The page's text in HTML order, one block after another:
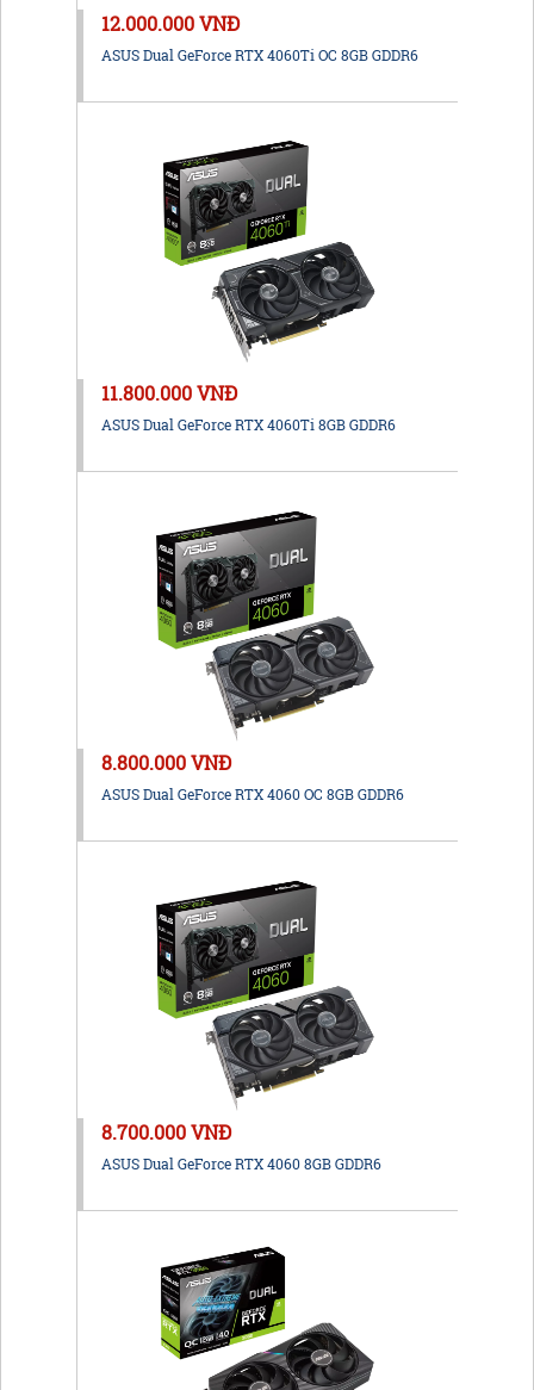
12.000.000 VNĐ
ASUS Dual GeForce RTX 4060Ti OC 8GB GDDR6
11.800.000 VNĐ
ASUS Dual GeForce RTX 4060Ti 8GB GDDR6
8.800.000 VNĐ
ASUS Dual GeForce RTX 4060 OC 8GB GDDR6
8.700.000 VNĐ
ASUS Dual GeForce RTX 4060 8GB GDDR6